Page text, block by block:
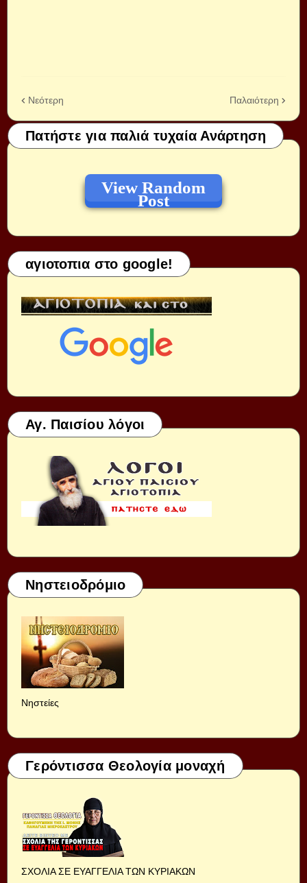
Νεότερη Παλαιότερη
Πατήστε για παλιά τυχαία Ανάρτηση
View Random
Post
αγιοτοπια στο google!
Αγ. Παισίου λόγοι
Νηστειοδρόμιο
Νηστείες
Γερόντισσα Θεολογία μοναχή
ΣΧΟΛΙΑ ΣΕ ΕΥΑΓΓΕΛΙΑ ΤΩΝ ΚΥΡΙΑΚΩΝ